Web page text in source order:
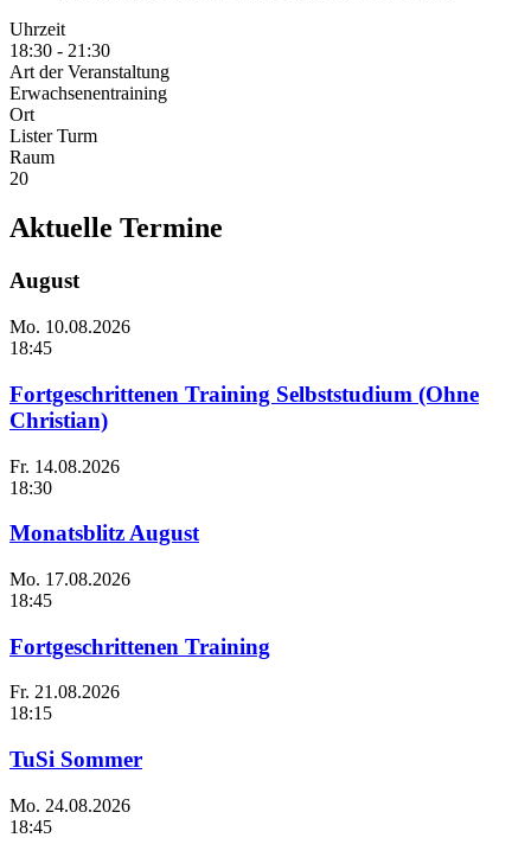
Uhrzeit
18:30 - 21:30
Art der Veranstaltung
Erwachsenentraining
Ort
Lister Turm
Raum
20
Aktuelle Termine
August
Mo. 10.08.2026
18:45
Fortgeschrittenen Training Selbststudium (Ohne
Christian)
Fr. 14.08.2026
18:30
Monatsblitz August
Mo. 17.08.2026
18:45
Fortgeschrittenen Training
Fr. 21.08.2026
18:15
TuSi Sommer
Mo. 24.08.2026
18:45